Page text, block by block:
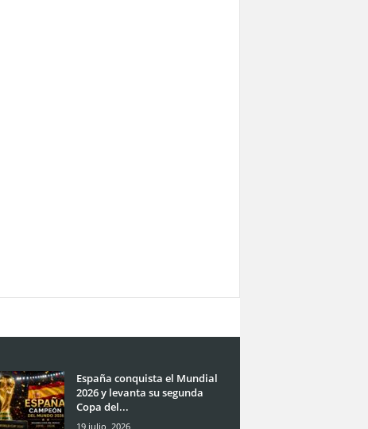
España conquista el Mundial
2026 y levanta su segunda
Copa del...
19 julio, 2026